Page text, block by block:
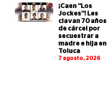
¡Caen “Los
Jockes”! Les
clavan 70 años
de cárcel por
secuestrar a
madre e hija en
Toluca
7 agosto, 2026